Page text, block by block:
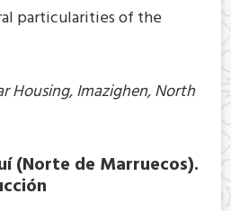
particularities of the
Housing, Imazighen, North
(Norte de Marruecos).